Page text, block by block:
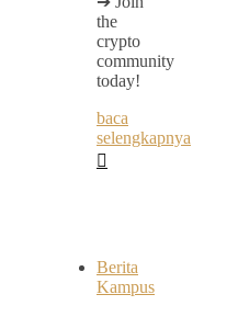
the
crypto
community
today!
baca
selengkapnya
Berita
Kampus